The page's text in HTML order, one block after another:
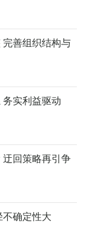
善组织结构与
实利益驱动
回策略再引争
不确定性大